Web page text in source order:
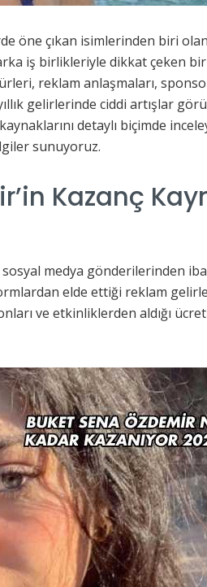
öne çıkan isimlerinden biri
iş birlikleriyle dikkat çeken
reklam anlaşmaları,
gelirlerinde ciddi artışlar
detaylı biçimde
sunuyoruz.
Kazanç
sosyal medya gönderilerinden
elde ettiği reklam
ve etkinliklerden aldığı